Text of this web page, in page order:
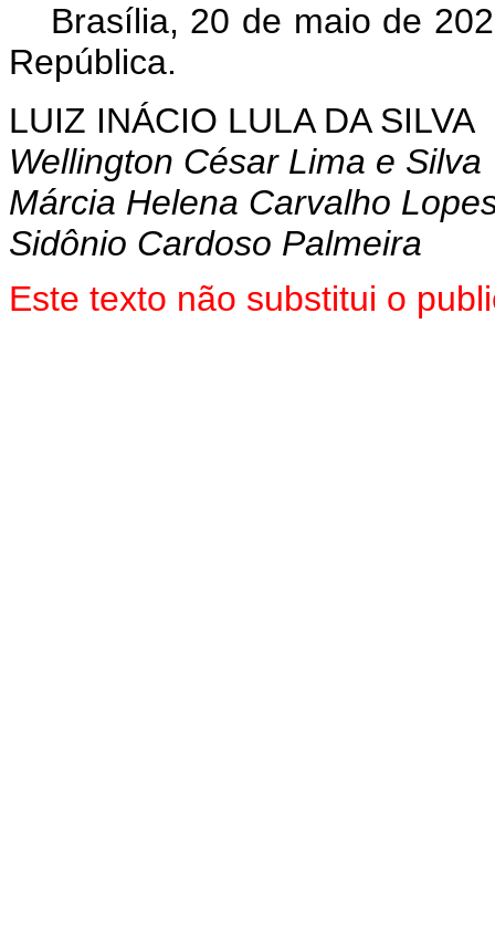
Brasília, 20 de maio de
República.
LUIZ INÁCIO LULA DA SILVA
Wellington César Lima e Silva
Márcia Helena Carvalho
Sidônio Cardoso Palmeira
Este texto não substitui o